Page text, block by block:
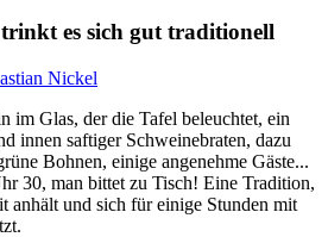
es sich gut traditionell
Nickel
im Glas, der die Tafel beleuchtet, ein
innen saftiger Schweinebraten, dazu
Bohnen, einige angenehme Gäste...
30, man bittet zu Tisch! Eine Tradition,
anhält und sich für einige Stunden mit